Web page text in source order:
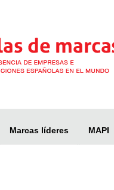
Marcas líderes MAPI